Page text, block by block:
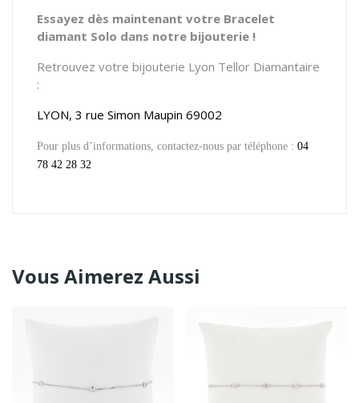
Essayez dès maintenant votre Bracelet
diamant Solo dans notre bijouterie !
Retrouvez votre bijouterie Lyon Tellor Diamantaire
:
LYON, 3 rue Simon Maupin 69002
Pour plus d’informations, contactez-nous par téléphone : 04
78 42 28 32
Vous Aimerez Aussi